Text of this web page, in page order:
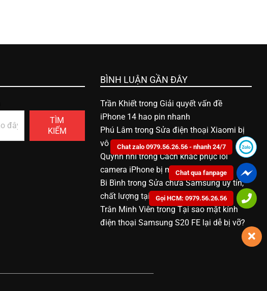
TÌM
KIẾM
BÌNH LUẬN GẦN ĐÂY
Trần Khiếttrong Giải quyết vấn đề
iPhone 14 hao pin nhanh
Phú Lâm trong Sửa điện thoại Xiaomi bị
vô nước bao nhiêu tiền
Quỳnh nhitrongCách khắc phục lỗi
camera iPhone bị mờ
Bi Bình trong Sửa chữa Samsung uy tín,
chất lượng tại Bạc Liêu
Trân Minh Viên trong Tại sao mặt kính
điện thoại Samsung S20 FE lại dễ bị vỡ?
Chat zalo 0979.56.26.56 - nhanh 24/7
Chat qua fanpage
Gọi HCM: 0979.56.26.56